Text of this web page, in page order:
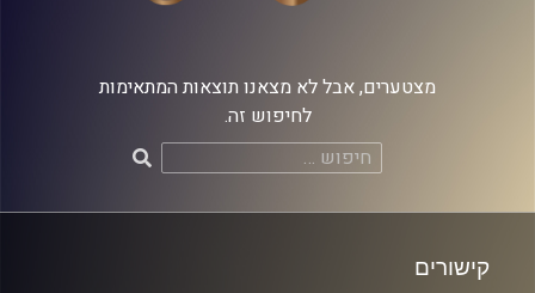
מצטערים, אבל לא מצאנו תוצאות המתאימות
לחיפוש זה.
חיפוש:
קישורים